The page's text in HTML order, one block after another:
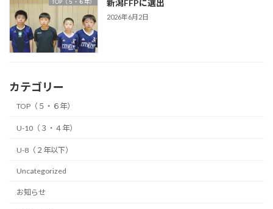
TOP（５・６年） 新潟FFPに選出
2026年6月2日
カテゴリー
TOP（５・６年）
U-10（３・４年）
U-8（２年以下）
Uncategorized
お知らせ